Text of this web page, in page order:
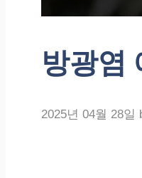
방광염
2025년 04월 28일